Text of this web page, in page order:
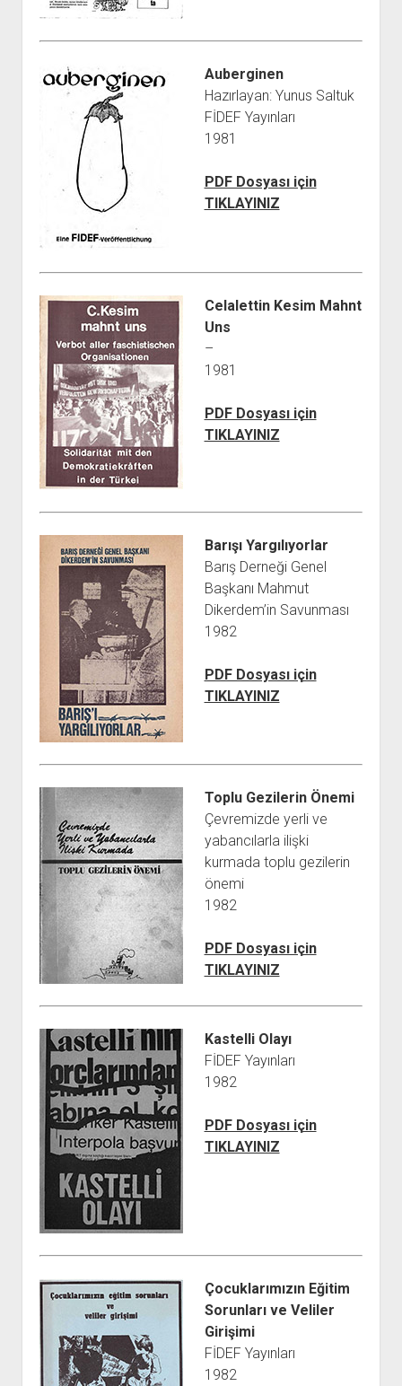
Auberginen
Hazırlayan: Yunus Saltuk
FİDEF Yayınları
1981
PDF Dosyası için
TIKLAYINIZ
Celalettin Kesim Mahnt
Uns
–
1981
PDF Dosyası için
TIKLAYINIZ
Barışı Yargılıyorlar
Barış Derneği Genel
Başkanı Mahmut
Dikerdem’in Savunması
1982
PDF Dosyası için
TIKLAYINIZ
Toplu Gezilerin Önemi
Çevremizde yerli ve
yabancılarla ilişki
kurmada toplu gezilerin
önemi
1982
PDF Dosyası için
TIKLAYINIZ
Kastelli Olayı
FİDEF Yayınları
1982
PDF Dosyası için
TIKLAYINIZ
Çocuklarımızın Eğitim
Sorunları ve Veliler
Girişimi
FİDEF Yayınları
1982